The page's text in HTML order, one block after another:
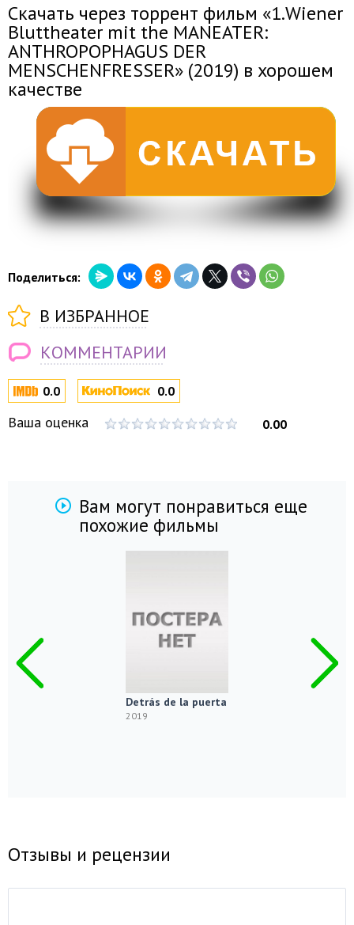
0.0 0.0
Ваша оценка 0.00
Скачать через торрент фильм «1.Wiener
Bluttheater mit the MANEATER:
ANTHROPOPHAGUS DER
MENSCHENFRESSER» (2019) в хорошем
качестве
Поделиться:
В ИЗБРАННОЕ
КОММЕНТАРИИ
Вам могут понравиться еще
похожие фильмы
Detrás de la puerta
2019
Отзывы и рецензии